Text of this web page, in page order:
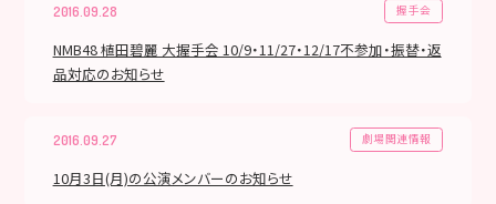
2016.09.28 握手会
NMB48 植田碧麗 大握手会 10/9・11/27・12/17不参加・振替・返
品対応のお知らせ
2016.09.27 劇場関連情報
10月3日(月)の公演メンバーのお知らせ